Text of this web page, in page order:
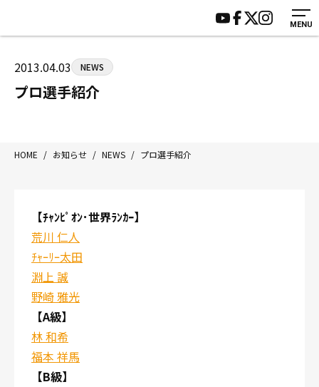
MENU
八王子中屋ボクシングジム
〒192-0072 東京都八王子市南町3-8 第2原嶋ビル1F
営業時間：月〜土 14:00〜22:00 / 日・祝 14:00〜19:00
HOME
ジムについて
トレーニング
入会案内
施設紹介
サポーター募集
2013.04.03 NEWS
プロ選手紹介
HOME / お知らせ / NEWS / プロ選手紹介
【ﾁｬﾝﾋﾟｵﾝ･世界ﾗﾝｶｰ】
荒川 仁人
ﾁｬｰﾘｰ太田
淵上 誠
野崎 雅光
【A級】
林 和希
福本 祥馬
【B級】